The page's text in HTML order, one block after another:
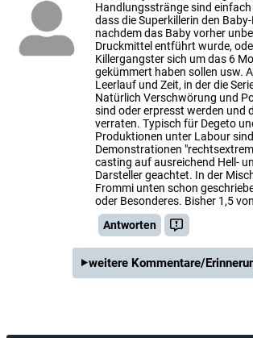
Handlungsstränge sind
dass die Superkillerin den
nachdem das Baby vorher
Druckmittel entführt wurde,
Killergangster sich um das 6
gekümmert haben sollen usw.
Leerlauf und Zeit, in der die
Natürlich Verschwörung und
sind oder erpresst werden und
verraten. Typisch für Degeto
Produktionen unter Labour
Demonstrationen
casting auf ausreichend Hell-
Darsteller geachtet. In der
Frommi unten schon
oder Besonderes. Bisher 1,5
Antworten
weitere Kommentare/